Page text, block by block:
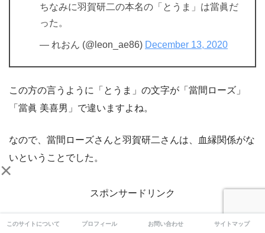
ちなみに羽賀研二の本名の「とうま」は當眞だ
った。
— れおん (@leon_ae86) December 13, 2020
この方の言うように「とうま」の文字が「當間ローズ」
「當眞 美喜男」で違いますよね。
なので、當間ローズさんと羽賀研二さんは、血縁関係がな
いということでした。
スポンサードリンク
×
このサイトについて プロフィール お問い合わせ サイトマップ